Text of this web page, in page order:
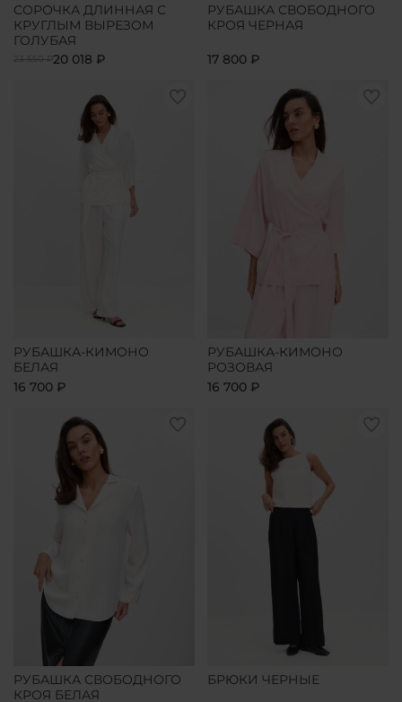
СОРОЧКА ДЛИННАЯ С
КРУГЛЫМ ВЫРЕЗОМ
ГОЛУБАЯ
23 550 ₽20 018 ₽
РУБАШКА СВОБОДНОГО
КРОЯ ЧЕРНАЯ
17 800 ₽
РУБАШКА-КИМОНО
БЕЛАЯ
16 700 ₽
РУБАШКА-КИМОНО
РОЗОВАЯ
16 700 ₽
РУБАШКА СВОБОДНОГО
КРОЯ БЕЛАЯ
БРЮКИ ЧЕРНЫЕ